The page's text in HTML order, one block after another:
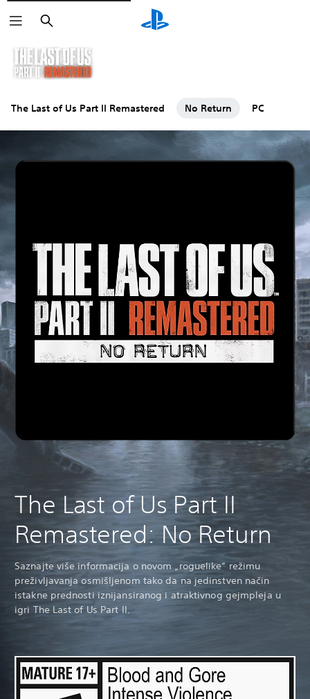
Pretraga
The Last of Us Part II Remastered No Return PC
The Last of Us Part II
Remastered: No Return
Saznajte više informacija o novom „roguelike“ režimu
preživljavanja osmišljenom tako da na jedinstven način
istakne prednosti iznijansiranog i atraktivnog gejmpleja u
igri The Last of Us Part II.